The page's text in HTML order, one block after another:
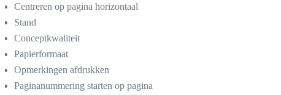
Centreren op pagina horizontaal
Stand
Conceptkwaliteit
Papierformaat
Opmerkingen afdrukken
Paginanummering starten op pagina